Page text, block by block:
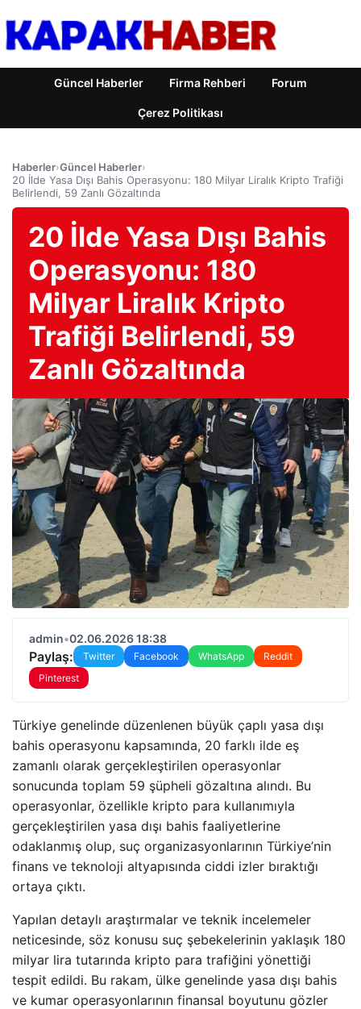
Güncel Haberler Firma Rehberi Forum
Çerez Politikası
Haberler›Güncel Haberler›
20 İlde Yasa Dışı Bahis Operasyonu: 180 Milyar Liralık Kripto Trafiği
Belirlendi, 59 Zanlı Gözaltında
20 İlde Yasa Dışı Bahis
Operasyonu: 180
Milyar Liralık Kripto
Trafiği Belirlendi, 59
Zanlı Gözaltında
admin•02.06.2026 18:38
Paylaş: Twitter Facebook WhatsApp
Reddit
Pinterest
Türkiye genelinde düzenlenen büyük çaplı yasa dışı
bahis operasyonu kapsamında, 20 farklı ilde eş
zamanlı olarak gerçekleştirilen operasyonlar
sonucunda toplam 59 şüpheli gözaltına alındı. Bu
operasyonlar, özellikle kripto para kullanımıyla
gerçekleştirilen yasa dışı bahis faaliyetlerine
odaklanmış olup, suç organizasyonlarının Türkiye’nin
finans ve teknoloji altyapısında ciddi izler bıraktığı
ortaya çıktı.
Yapılan detaylı araştırmalar ve teknik incelemeler
neticesinde, söz konusu suç şebekelerinin yaklaşık 180
milyar lira tutarında kripto para trafiğini yönettiği
tespit edildi. Bu rakam, ülke genelinde yasa dışı bahis
ve kumar operasyonlarının finansal boyutunu gözler